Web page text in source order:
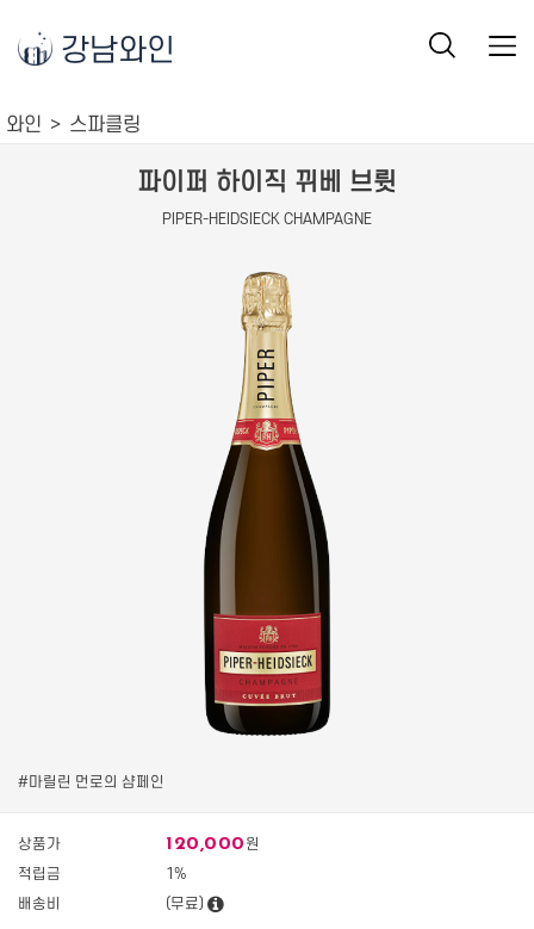
강남와인
와인 스파클링
파이퍼 하이직 뀌베 브륏
PIPER-HEIDSIECK CHAMPAGNE
#마릴린 먼로의 샴페인
상품가 120,000 원
적립금
1%
배송비
(무료)